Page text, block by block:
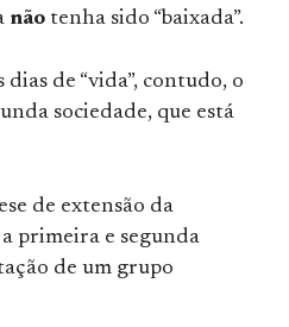
não tenha sido “baixada”.
de “vida”, contudo, o
sociedade, que está
de extensão da
primeira e segunda
de um grupo